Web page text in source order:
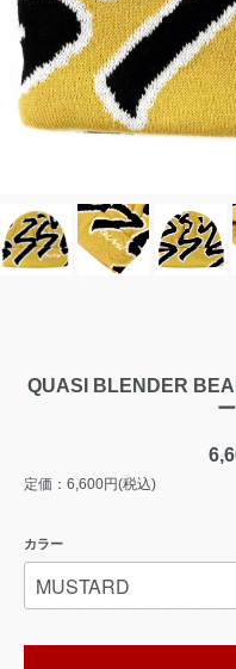
QUASI BLENDER
定価：6,600円(税込)
カラー